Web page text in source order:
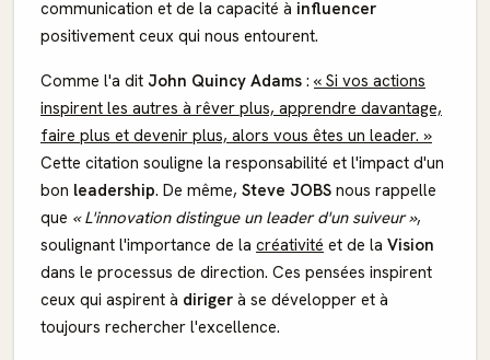
communication et de la capacité à influencer
positivement ceux qui nous entourent.
Comme l'a dit John Quincy Adams : « Si vos actions
inspirent les autres à rêver plus, apprendre davantage,
faire plus et devenir plus, alors vous êtes un leader. »
Cette citation souligne la responsabilité et l'impact d'un
bon leadership. De même, Steve JOBS nous rappelle
que « L'innovation distingue un leader d'un suiveur »,
soulignant l'importance de la créativité et de la Vision
dans le processus de direction. Ces pensées inspirent
ceux qui aspirent à diriger à se développer et à
toujours rechercher l'excellence.